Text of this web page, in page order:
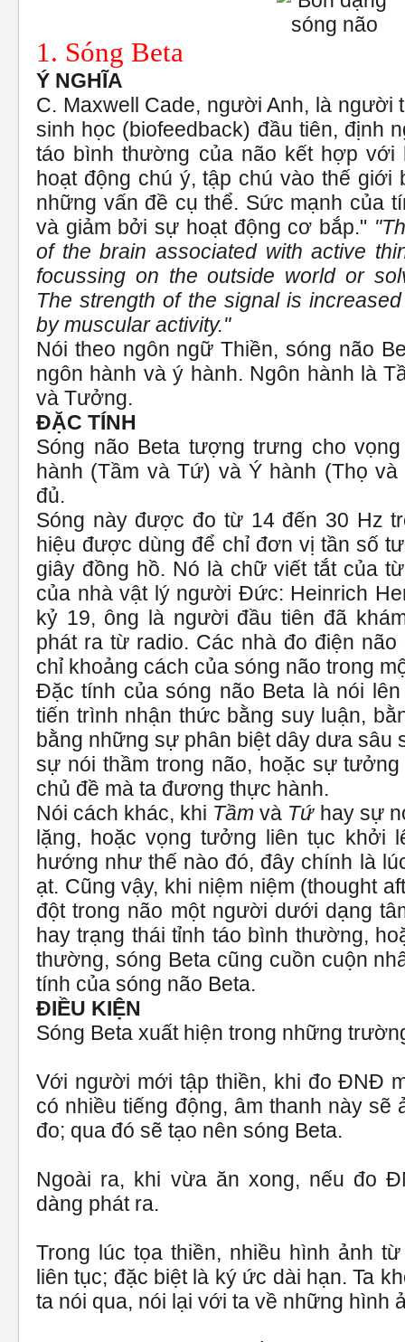
1. Sóng Beta
Ý NGHĨA
C. Maxwell Cade, người Anh, là người
sinh học (biofeedback) đầu tiên, định
táo bình thường của não kết hợp với
hoạt động chú ý, tập chú vào thế giới
những vấn đề cụ thể. Sức mạnh của
và giảm bởi sự hoạt động cơ bắp."
of the brain associated with active
focussing on the outside world or
The strength of the signal is
by muscular activity."
Nói theo ngôn ngữ Thiền, sóng não
ngôn hành và ý hành. Ngôn hành là
và Tưởng.
ĐẶC TÍNH
Sóng não Beta tượng trưng cho
hành (Tầm và Tứ) và Ý hành (Thọ
đủ.
Sóng này được đo từ 14 đến 30 Hz
hiệu được dùng để chỉ đơn vị tần số
giây đồng hồ. Nó là chữ viết tắt của
của nhà vật lý người Đức: Heinrich
kỷ 19, ông là người đầu tiên đã
phát ra từ radio. Các nhà đo điện
chỉ khoảng cách của sóng não trong
Đặc tính của sóng não Beta là nói
tiến trình nhận thức bằng suy luận,
bằng những sự phân biệt dây dưa sâu
sự nói thầm trong não, hoặc sự
chủ đề mà ta đương thực hành.
Nói cách khác, khi Tầm và Tứhay sự
lặng, hoặc vọng tưởng liên tục khởi
hướng như thế nào đó, đây chính là
ạt. Cũng vậy, khi niệm niệm (thought
đột trong não một người dưới dạng
hay trạng thái tỉnh táo bình thường,
thường, sóng Beta cũng cuồn cuộn
tính của sóng não Beta.
ĐIỀU KIỆN
Sóng Beta xuất hiện trong những
Với người mới tập thiền, khi đo ĐNĐ
có nhiều tiếng động, âm thanh này
đo; qua đó sẽ tạo nên sóng Beta.
Ngoài ra, khi vừa ăn xong, nếu đo
dàng phát ra.
Trong lúc tọa thiền, nhiều hình ảnh
liên tục; đặc biệt là ký ức dài hạn. Ta
ta nói qua, nói lại với ta về những hình